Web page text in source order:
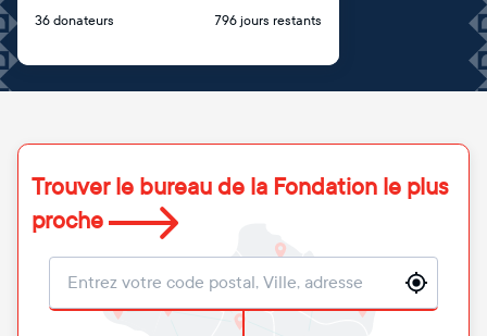
36 donateurs 796 jours restants
Trouver le bureau de la Fondation le plus
proche
Localisation